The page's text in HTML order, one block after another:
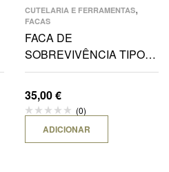
CUTELARIA E FERRAMENTAS,
FACAS
FACA DE
SOBREVIVÊNCIA TIPO
“FORÇAS ESPECIAIS”
C/FUNDA
35,00€
(0)
ADICIONAR